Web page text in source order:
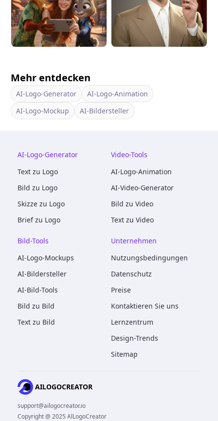
Mehr entdecken
AI-Logo-Generator
AI-Logo-Animation
AI-Logo-Mockup
AI-Bildersteller
AI-Logo-Generator
Text zu Logo
Bild zu Logo
Skizze zu Logo
Brief zu Logo
Video-Tools
AI-Logo-Animation
AI-Video-Generator
Bild zu Video
Text zu Video
Bild-Tools
AI-Logo-Mockups
AI-Bildersteller
AI-Bild-Tools
Bild zu Bild
Text zu Bild
Unternehmen
Nutzungsbedingungen
Datenschutz
Preise
Kontaktieren Sie uns
Lernzentrum
Design-Trends
Sitemap
AILOGOCREATOR
support@ailogocreator.io
Copyright @ 2025 AlLogoCreator